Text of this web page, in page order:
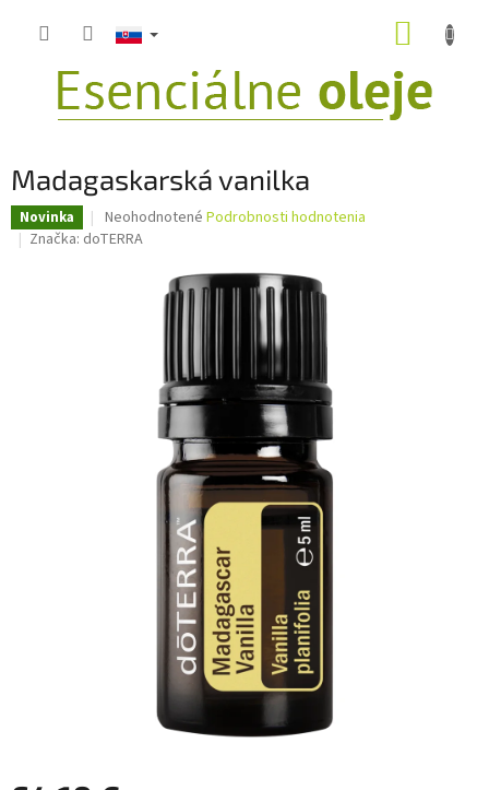
Madagaskarská vanilka
Novinka
Priemerné
hodnotenie
hviezdičiek.
Neohodnotené Podrobnosti hodnotenia
Značka: doTERRA